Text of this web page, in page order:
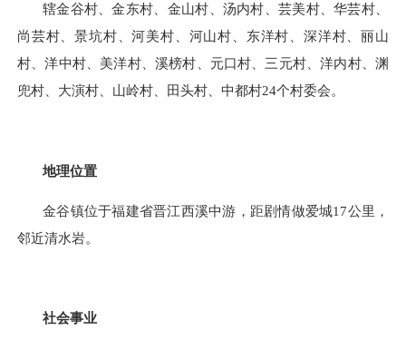
辖金谷村、金东村、金山村、汤内村、芸美村、华芸村、
尚芸村、景坑村、河美村、河山村、东洋村、深洋村、丽山
村、洋中村、美洋村、溪榜村、元口村、三元村、洋内村、渊
兜村、大演村、山岭村、田头村、中都村24个村委会。
地理位置
金谷镇位于福建省晋江西溪中游，距剧情做爱城17公里，
邻近清水岩。
社会事业